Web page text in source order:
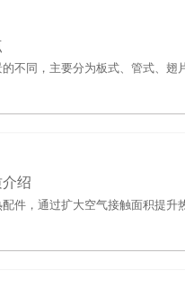
不同，主要分为板式、管式、
绍
件，通过扩大空气接触面积提